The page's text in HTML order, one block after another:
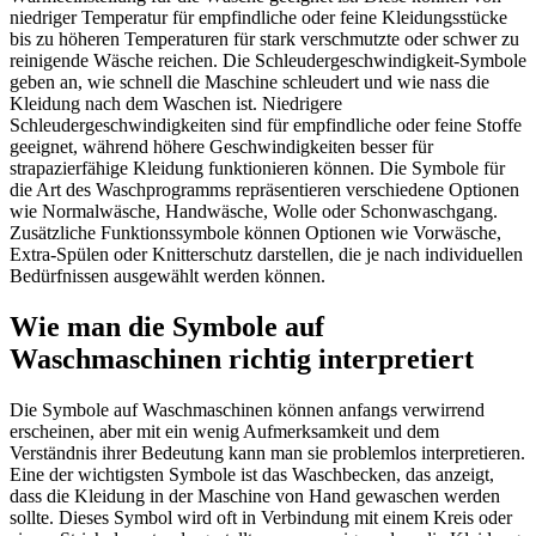
niedriger Temperatur für empfindliche oder feine Kleidungsstücke
bis zu höheren Temperaturen für stark verschmutzte oder schwer zu
reinigende Wäsche reichen. Die Schleudergeschwindigkeit-Symbole
geben an, wie schnell die Maschine schleudert und wie nass die
Kleidung nach dem Waschen ist. Niedrigere
Schleudergeschwindigkeiten sind für empfindliche oder feine Stoffe
geeignet, während höhere Geschwindigkeiten besser für
strapazierfähige Kleidung funktionieren können. Die Symbole für
die Art des Waschprogramms repräsentieren verschiedene Optionen
wie Normalwäsche, Handwäsche, Wolle oder Schonwaschgang.
Zusätzliche Funktionssymbole können Optionen wie Vorwäsche,
Extra-Spülen oder Knitterschutz darstellen, die je nach individuellen
Bedürfnissen ausgewählt werden können.
Wie man die Symbole auf
Waschmaschinen richtig interpretiert
Die Symbole auf Waschmaschinen können anfangs verwirrend
erscheinen, aber mit ein wenig Aufmerksamkeit und dem
Verständnis ihrer Bedeutung kann man sie problemlos interpretieren.
Eine der wichtigsten Symbole ist das Waschbecken, das anzeigt,
dass die Kleidung in der Maschine von Hand gewaschen werden
sollte. Dieses Symbol wird oft in Verbindung mit einem Kreis oder